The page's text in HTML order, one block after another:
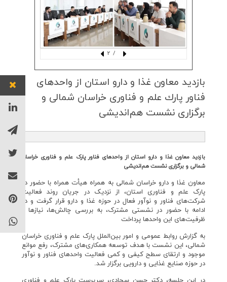
/ 2
بازدید معاون غذا و دارو استان از واحدهای
فناور پارك علم و فناوری خراسان شمالی و
برگزاری نشست هم‌اندیشی
بازدید معاون غذا و دارو استان از واحدهای فناور پارک علم و فناوری خراسان
شمالی و برگزاری نشست هم‌اندیشی
معاون غذا و دارو خراسان شمالی به همراه هیأت همراه با حضور در
پارک علم و فناوری استان، از نزدیک در جریان روند فعالیت
شرکت‌های فناور و نوآور فعال در حوزه غذا و دارو قرار گرفت و در
ادامه با حضور در نشستی مشترک، به بررسی چالش‌ها، نیازها و
ظرفیت‌های این واحدها پرداخت
به گزارش روابط عمومی و امور بین‌الملل پارک علم و فناوری خراسان
شمالی، این نشست با هدف توسعه همکاری‌های مشترک، رفع موانع
موجود و ارتقای سطح کیفی و کمی فعالیت واحدهای فناور و نوآور
در حوزه صنایع غذایی و دارویی برگزار شد.